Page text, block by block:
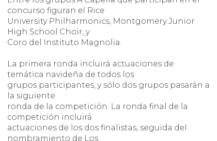
concurso figuran el Rice
University Philharmonics, Montgomery Junior
High School Choir, y
Coro del Instituto Magnolia.
La primera ronda incluirá actuaciones de
temática navideña de todos los
grupos participantes, y sólo dos grupos pasarán a
la siguiente
ronda de la competición. La ronda final de la
competición incluirá
actuaciones de los dos finalistas, seguida del
nombramiento de Los